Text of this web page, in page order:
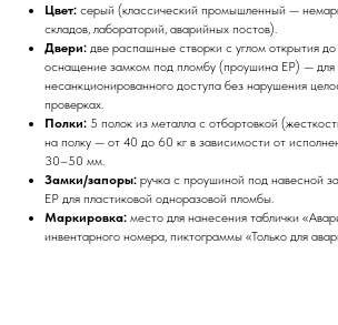
Цвет: серый (классический промышленный —
складов, лабораторий, аварийных постов).
Двери: две распашные створки с углом открытия
оснащение замком под пломбу (проушина ЕР) — для
несанкционированного доступа без нарушения
проверках.
Полки: 5 полок из металла с отбортовкой
на полку — от 40 до 60 кг в зависимости от
30–50 мм.
Замки/запоры: ручка с проушиной под навесной
ЕР для пластиковой одноразовой пломбы.
Маркировка: место для нанесения таблички
инвентарного номера, пиктограммы «Только для